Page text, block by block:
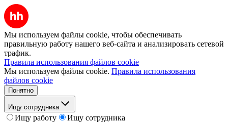
Мы используем файлы cookie, чтобы обеспечивать
правильную работу нашего веб-сайта и анализировать сетевой
трафик.
Правила использования файлов cookie
Мы используем файлы cookie. Правила использования
файлов cookie
Понятно
Ищу сотрудника
Ищу работу
Ищу сотрудника